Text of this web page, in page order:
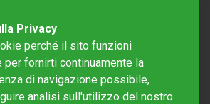
Privacy
perché il sito funzioni
per fornirti continuamente la
di navigazione possibile,
analisi sull'utilizzo del nostro